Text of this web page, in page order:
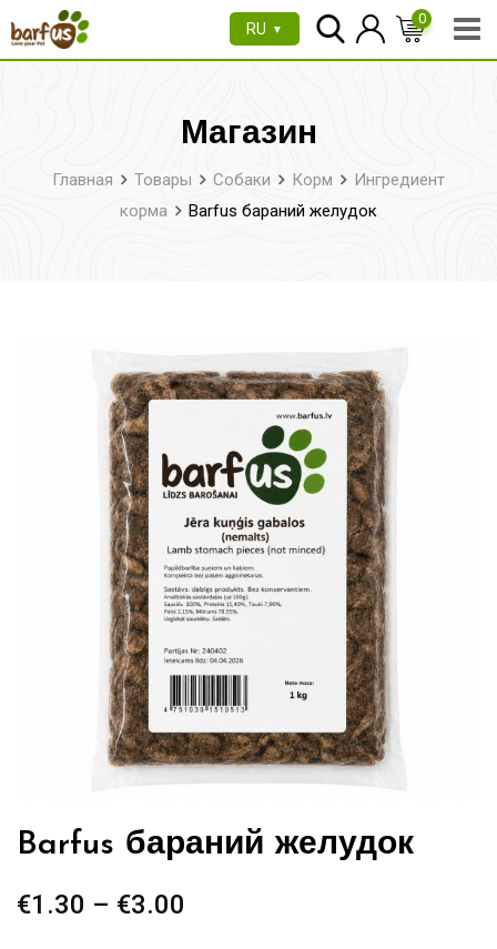
Перейти
RU ▼
0
Магазин
Главная Товары Собаки Корм
Ингредиент
корма
Barfus бараний желудок
Barfus бараний желудок
€1.30 – €3.00